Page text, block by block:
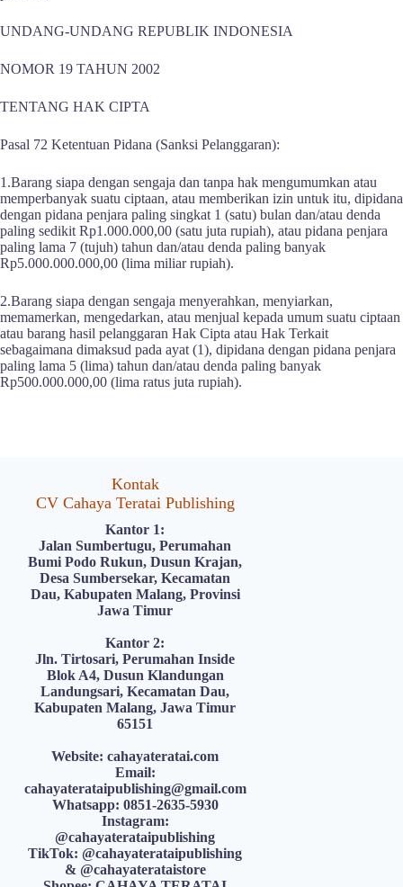
UNDANG-UNDANG REPUBLIK INDONESIA
NOMOR 19 TAHUN 2002
TENTANG HAK CIPTA
Pasal 72 Ketentuan Pidana (Sanksi Pelanggaran):
1.Barang siapa dengan sengaja dan tanpa hak mengumumkan atau
memperbanyak suatu ciptaan, atau memberikan izin untuk itu, dipidana
dengan pidana penjara paling singkat 1 (satu) bulan dan/atau denda
paling sedikit Rp1.000.000,00 (satu juta rupiah), atau pidana penjara
paling lama 7 (tujuh) tahun dan/atau denda paling banyak
Rp5.000.000.000,00 (lima miliar rupiah).
2.Barang siapa dengan sengaja menyerahkan, menyiarkan,
memamerkan, mengedarkan, atau menjual kepada umum suatu ciptaan
atau barang hasil pelanggaran Hak Cipta atau Hak Terkait
sebagaimana dimaksud pada ayat (1), dipidana dengan pidana penjara
paling lama 5 (lima) tahun dan/atau denda paling banyak
Rp500.000.000,00 (lima ratus juta rupiah).
Kontak
CV Cahaya Teratai Publishing
Kantor 1:
Jalan Sumbertugu, Perumahan
Bumi Podo Rukun, Dusun Krajan,
Desa Sumbersekar, Kecamatan
Dau, Kabupaten Malang, Provinsi
Jawa Timur
Kantor 2:
Jln. Tirtosari, Perumahan Inside
Blok A4, Dusun Klandungan
Landungsari, Kecamatan Dau,
Kabupaten Malang, Jawa Timur
65151
Website: cahayateratai.com
Email:
cahayaterataipublishing@gmail.com
Whatsapp: 0851-2635-5930
Instagram:
@cahayaterataipublishing
TikTok: @cahayaterataipublishing
& @cahayaterataistore